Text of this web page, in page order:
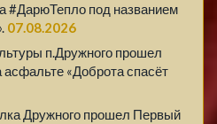
#ДарюТепло под названием
07.08.2026
п.Дружного прошел
асфальте «Доброта спасёт
Дружного прошел Первый